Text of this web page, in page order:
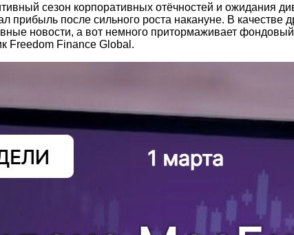
сезон корпоративных отёчностей и
прибыль после сильного роста накануне. В
новости, а вот немного притормаживает
Freedom Finance Global.